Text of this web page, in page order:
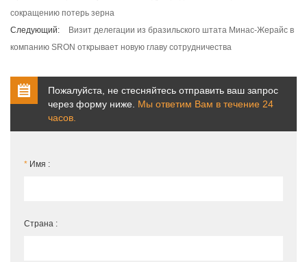
сокращению потерь зерна
Следующий:
Визит делегации из бразильского штата Минас-Жерайс в
компанию SRON открывает новую главу сотрудничества
Пожалуйста, не стесняйтесь отправить ваш запрос
через форму ниже. Мы ответим Вам в течение 24
часов.
* Имя :
Страна :